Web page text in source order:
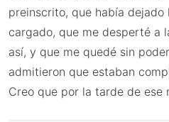
preinscrito, que había
cargado, que me desperté a
así, y que me quedé sin
admitieron que estaban
Creo que por la tarde de ese